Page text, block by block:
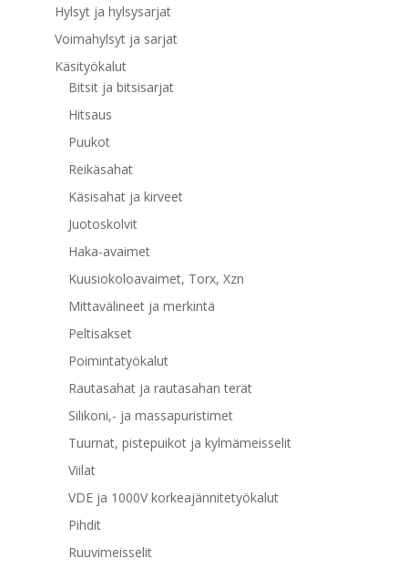
Hylsyt ja hylsysarjat
Voimahylsyt ja sarjat
Käsityökalut
Bitsit ja bitsisarjat
Hitsaus
Puukot
Reikäsahat
Käsisahat ja kirveet
Juotoskolvit
Haka-avaimet
Kuusiokoloavaimet, Torx, Xzn
Mittavälineet ja merkintä
Peltisakset
Poimintatyökalut
Rautasahat ja rautasahan terät
Silikoni,- ja massapuristimet
Tuurnat, pistepuikot ja kylmämeisselit
Viilat
VDE ja 1000V korkeajännitetyökalut
Pihdit
Ruuvimeisselit